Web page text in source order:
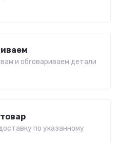
и обговариваем детали
по указанному